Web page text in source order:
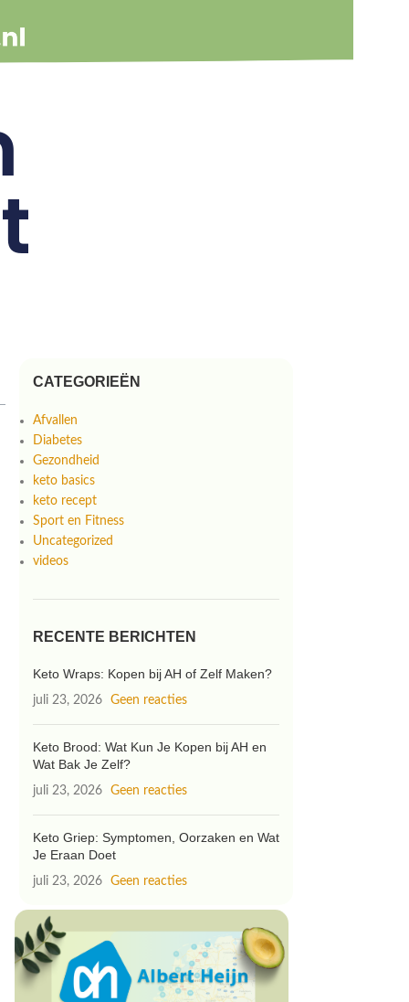
CATEGORIEËN
Afvallen
Diabetes
Gezondheid
keto basics
keto recept
Sport en Fitness
Uncategorized
videos
RECENTE BERICHTEN
Keto Wraps: Kopen bij AH of Zelf Maken?
juli 23, 2026 Geen reacties
Keto Brood: Wat Kun Je Kopen bij AH en
Wat Bak Je Zelf?
juli 23, 2026 Geen reacties
Keto Griep: Symptomen, Oorzaken en Wat
Je Eraan Doet
juli 23, 2026 Geen reacties